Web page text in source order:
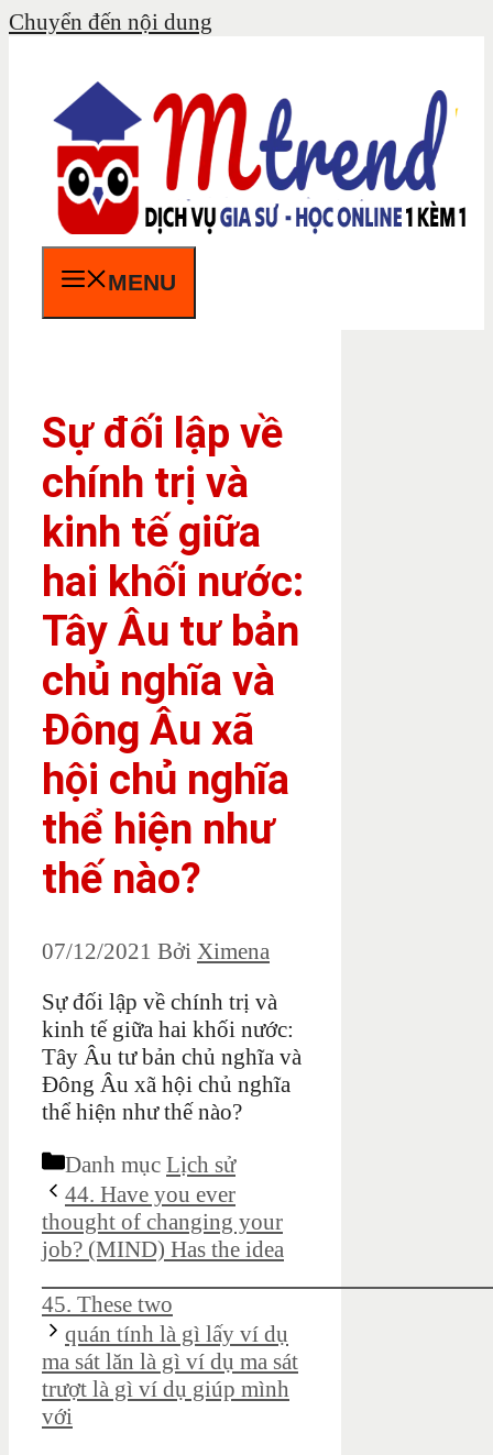
Chuyển đến nội dung
MENU
Sự đối lập về
chính trị và
kinh tế giữa
hai khối nước:
Tây Âu tư bản
chủ nghĩa và
Đông Âu xã
hội chủ nghĩa
thể hiện như
thế nào?
07/12/2021 Bởi Ximena
Sự đối lập về chính trị và
kinh tế giữa hai khối nước:
Tây Âu tư bản chủ nghĩa và
Đông Âu xã hội chủ nghĩa
thể hiện như thế nào?
Danh mục Lịch sử
44. Have you ever
thought of changing your
job? (MIND) Has the idea
45. These two
quán tính là gì lấy ví dụ
ma sát lăn là gì ví dụ ma sát
trượt là gì ví dụ giúp mình
với